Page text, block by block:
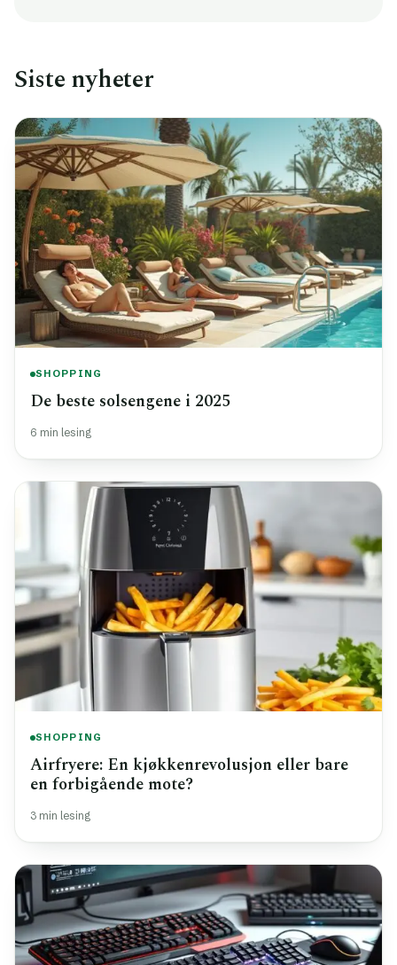
Siste nyheter
SHOPPING
De beste solsengene i 2025
6 min lesing
SHOPPING
Airfryere: En kjøkkenrevolusjon eller bare
en forbigående mote?
3 min lesing